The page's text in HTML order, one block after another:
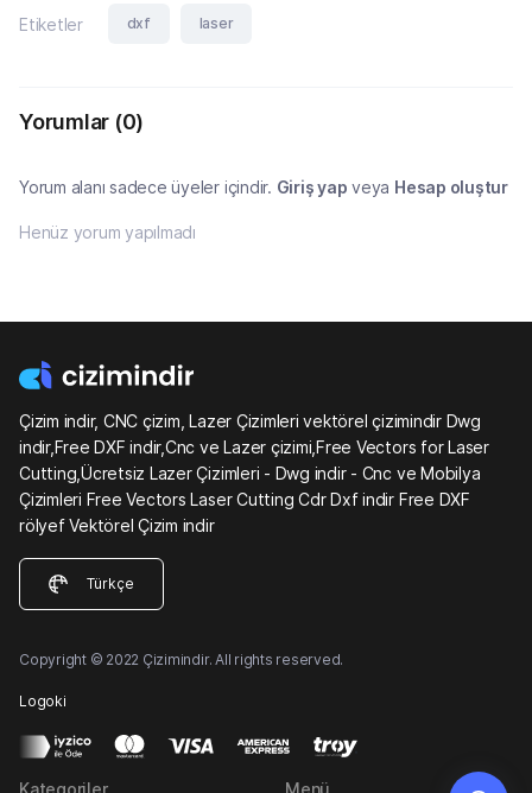
Etiketler dxf laser
Yorumlar (0)
Yorum alanı sadece üyeler içindir. Giriş yap veya Hesap oluştur
Henüz yorum yapılmadı
Çizim indir, CNC çizim, Lazer Çizimleri vektörel çizimindir Dwg
indir,Free DXF indir,Cnc ve Lazer çizimi,Free Vectors for Laser
Cutting,Ücretsiz Lazer Çizimleri - Dwg indir - Cnc ve Mobilya
Çizimleri Free Vectors Laser Cutting Cdr Dxf indir Free DXF
rölyef Vektörel Çizim indir
Türkçe
Copyright © 2022 Çizimindir. All rights reserved.
Logoki
Kategoriler Menü